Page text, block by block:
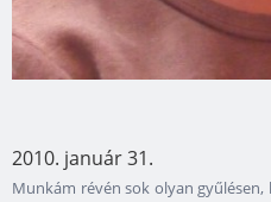
2010. január 31.
Munkám révén sok olyan gyűlésen,